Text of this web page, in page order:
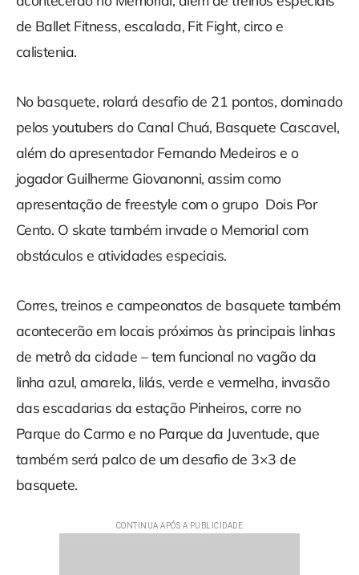
de Ballet Fitness, escalada, Fit Fight, circo e
calistenia.
No basquete, rolará desafio de 21 pontos, dominado
pelos youtubers do Canal Chuá, Basquete Cascavel,
além do apresentador Fernando Medeiros e o
jogador Guilherme Giovanonni, assim como
apresentação de freestyle com o grupo Dois Por
Cento. O skate também invade o Memorial com
obstáculos e atividades especiais.
Corres, treinos e campeonatos de basquete também
acontecerão em locais próximos às principais linhas
de metrô da cidade – tem funcional no vagão da
linha azul, amarela, lilás, verde e vermelha, invasão
das escadarias da estação Pinheiros, corre no
Parque do Carmo e no Parque da Juventude, que
também será palco de um desafio de 3×3 de
basquete.